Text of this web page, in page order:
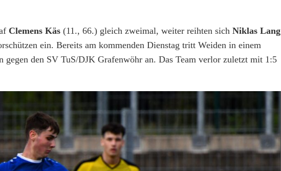
Clemens Käs (11., 66.) gleich zweimal, weiter reihten sich Niklas Lang
ein. Bereits am kommenden Dienstag tritt Weiden in einem
den SV TuS/DJK Grafenwöhr an. Das Team verlor zuletzt mit 1:5